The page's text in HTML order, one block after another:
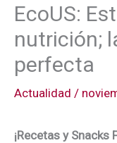
EcoUS:
nutrición;
perfecta
Actualidad /
¡Recetas y Snacks